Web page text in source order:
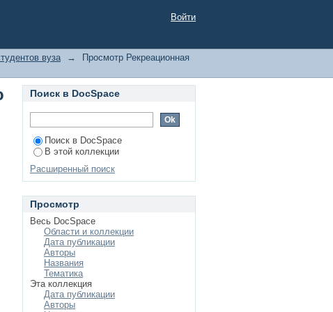
Войти
вуза →
Просмотр Рекреационная
Поиск в DocSpace
Поиск в DocSpace
В этой коллекции
Расширенный поиск
Просмотр
Весь DocSpace
Области и коллекции
Дата публикации
Авторы
Названия
Тематика
Эта коллекция
Дата публикации
Авторы